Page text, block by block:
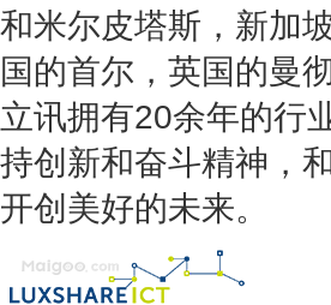
和米尔皮塔斯，新加
国的首尔，英国的曼
立讯拥有20余年的行
持创新和奋斗精神，
开创美好的未来。